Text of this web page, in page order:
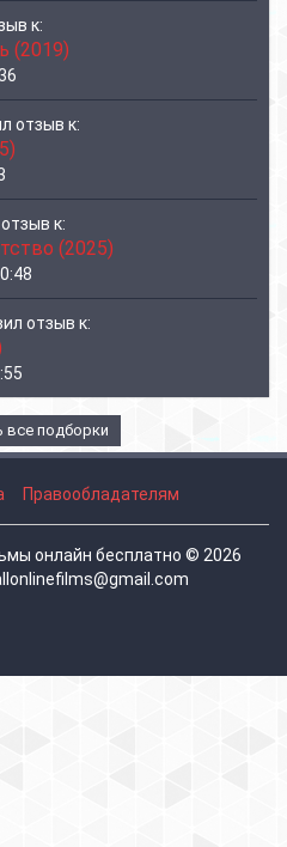
к:
(2019)
отзыв к:
к:
(2025)
отзыв к:
все подборки
Правообладателям
онлайн бесплатно © 2026